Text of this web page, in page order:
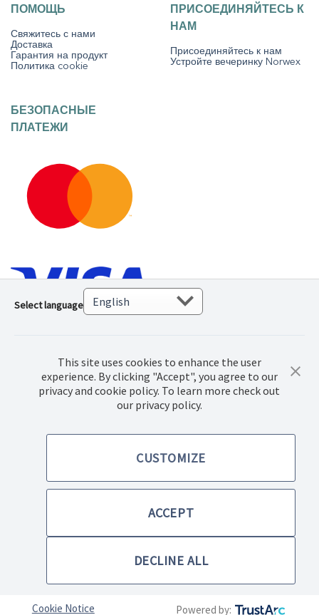
ПОМОЩЬ
Свяжитесь с нами
Доставка
Гарантия на продукт
Политика cookie
ПРИСОЕДИНЯЙТЕСЬ К
НАМ
Присоединяйтесь к нам
Устройте вечеринку Norwex
БЕЗОПАСНЫЕ
ПЛАТЕЖИ
© 2022 Norwex Baltic SIA, Все права защищены.
Правила купли-продажи товаров
Select language
This site uses cookies to enhance the user
experience. By clicking "Accept", you agree to our
privacy and cookie policy. To learn more check out
our privacy policy.
CUSTOMIZE
ACCEPT
DECLINE ALL
Cookie Notice Powered by: